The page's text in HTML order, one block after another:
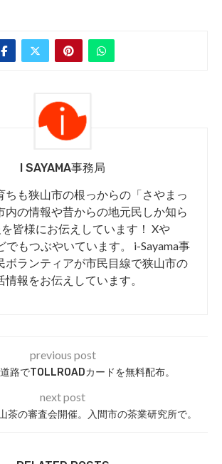
I SAYAMA事務局
ちも狭山市の根っからの「さやまっ
内の情報や昔からの地元民しか知ら
皆様にお伝えしています！ Xや
でもつぶやいています。 i-Sayama事
ボランティアが市民目線で狭山市の
情報をお伝えしています。
previous post
路でTOLLROADカードを無料配布。
next post
茶の審査会開催。入間市の茶業研究所で。